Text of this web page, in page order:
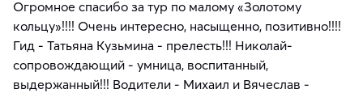
Огромное спасибо за тур по малому «Золотому
кольцу»!!!! Очень интересно, насыщенно, позитивно!!!!
Гид - Татьяна Кузьмина - прелесть!!! Николай-
сопровождающий - умница, воспитанный,
выдержанный!!! Водители - Михаил и Вячеслав -